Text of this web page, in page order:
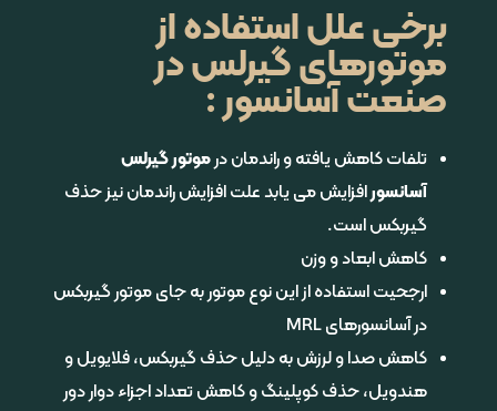
برخی علل استفاده از
موتورهای گیرلس در
صنعت آسانسور :
تلفات کاهش یافته و راندمان درموتور گیرلس
آسانسورافزایش می یابد علت افزایش راندمان نیز حذف
گیربکس است.
کاهش ابعاد و وزن
ارجحیت استفاده از این نوع موتور به جای موتور گیربکس
در آسانسور‌های MRL
کاهش صدا و لرزش به دلیل حذف گیربکس، فلایویل و
هندویل، حذف کوپلینگ و کاهش تعداد اجزاء دوار دور